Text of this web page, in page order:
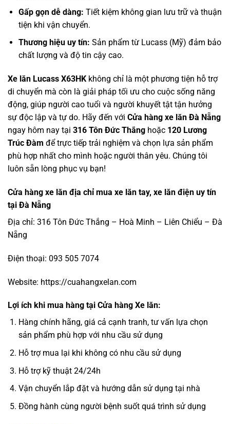
Gấp gọn dễ dàng: Tiết kiệm không gian lưu trữ và thuận
tiện khi vận chuyển.
Thương hiệu uy tín: Sản phẩm từ Lucass (Mỹ) đảm bảo
chất lượng và độ tin cậy cao.
Xe lăn Lucass X63HK không chỉ là một phương tiện hỗ trợ
di chuyển mà còn là giải pháp tối ưu cho cuộc sống năng
động, giúp người cao tuổi và người khuyết tật tận hưởng
sự độc lập và tự do. Hãy đến với Cửa hàng xe lăn Đà Nẵng
ngay hôm nay tại 316 Tôn Đức Thắng hoặc 120 Lương
Trúc Đàm để trực tiếp trải nghiệm và chọn lựa sản phẩm
phù hợp nhất cho mình hoặc người thân yêu. Chúng tôi
luôn sẵn lòng phục vụ bạn!
Cửa hàng xe lăn địa chỉ mua xe lăn tay, xe lăn điện uy tín
tại Đà Nẵng
Địa chỉ: 316 Tôn Đức Thắng – Hoà Minh – Liên Chiểu – Đà
Nẵng
Điện thoại: 093 505 7074
Website: https://cuahangxelan.com
Lợi ích khi mua hàng tại Cửa hàng Xe lăn:
Hàng chính hãng, giá cả cạnh tranh, tư vấn lựa chọn
sản phẩm phù hợp với nhu cầu sử dụng
Hỗ trợ mua lại khi không có nhu cầu sử dụng
Hỗ trợ kỹ thuật 24/24h
Vận chuyển lắp đặt và hướng dẫn sử dụng tại nhà
Đồng hành cùng người bệnh suốt quá trình sử dụng